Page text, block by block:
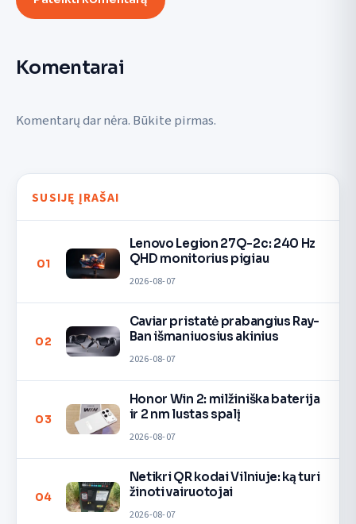
Komentarai
Komentarų dar nėra. Būkite pirmas.
SUSIJĘ ĮRAŠAI
01
Lenovo Legion 27Q-2c: 240 Hz
QHD monitorius pigiau
2026-08-07
02
Caviar pristatė prabangius Ray-
Ban išmaniuosius akinius
2026-08-07
03
Honor Win 2: milžiniška baterija
ir 2 nm lustas spalį
2026-08-07
04
Netikri QR kodai Vilniuje: ką turi
žinoti vairuotojai
2026-08-07